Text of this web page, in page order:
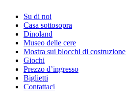
Su di noi
Casa sottosopra
Dinoland
Museo delle cere
Mostra sui blocchi di costruzione
Giochi
Prezzo d’ingresso
Biglietti
Contattaci